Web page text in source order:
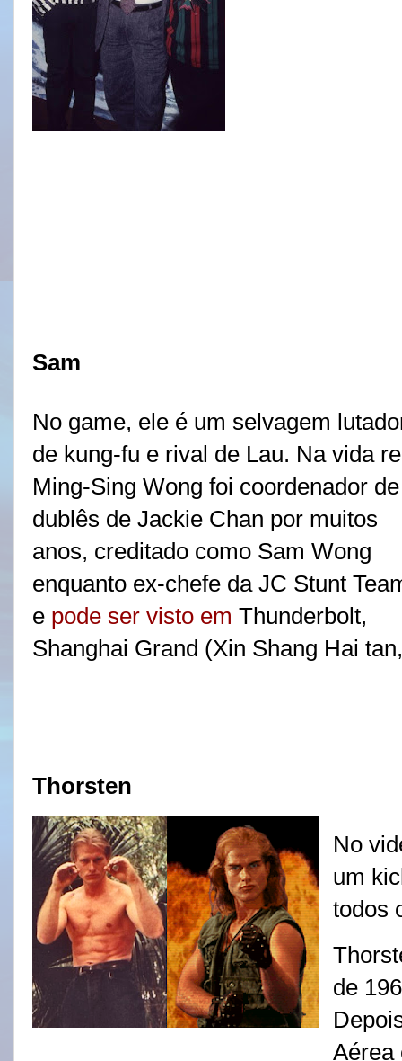
Sam
No game, ele é um selvagem
de kung-fu e rival de Lau. Na vida
Ming-Sing Wong foi coordenador de
dublês de Jackie Chan por muitos
anos, creditado como Sam Wong
enquanto ex-chefe da JC Stunt
e pode ser visto em Thunderbolt,
Shanghai Grand (Xin Shang Hai
Thorsten
No
um
todos
de
Aérea